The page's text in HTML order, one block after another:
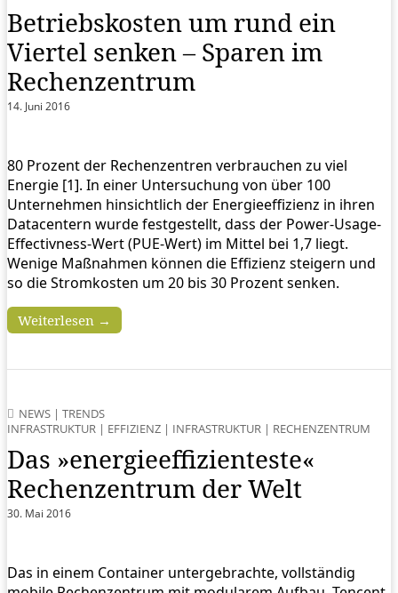
Betriebskosten um rund ein
Viertel senken – Sparen im
Rechenzentrum
14. Juni 2016
80 Prozent der Rechenzentren verbrauchen zu viel
Energie [1]. In einer Untersuchung von über 100
Unternehmen hinsichtlich der Energieeffizienz in ihren
Datacentern wurde festgestellt, dass der Power-Usage-
Effectivness-Wert (PUE-Wert) im Mittel bei 1,7 liegt.
Wenige Maßnahmen können die Effizienz steigern und
so die Stromkosten um 20 bis 30 Prozent senken.
Weiterlesen →
NEWS | TRENDS
INFRASTRUKTUR | EFFIZIENZ | INFRASTRUKTUR | RECHENZENTRUM
Das »energieeffizienteste«
Rechenzentrum der Welt
30. Mai 2016
Das in einem Container untergebrachte, vollständig